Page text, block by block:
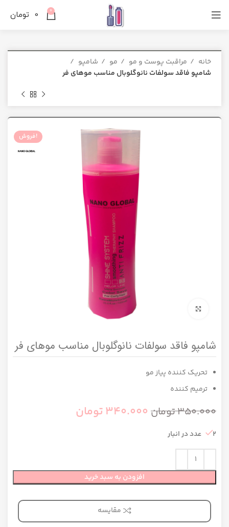
0
0 تومان
خانه مراقبت پوست و مو مو
شامپو
شامپو فاقد سولفات نانوگلوبال مناسب موهای فر
فروش!
برای بزرگنمایی کلیک کنید
شامپو فاقد سولفات نانوگلوبال مناسب موهای فر
تحریک کننده پیاز مو
ترمیم کننده
350.000تومان 340.000تومان
2 عدد در انبار
افزودن به سبد خرید
مقایسه